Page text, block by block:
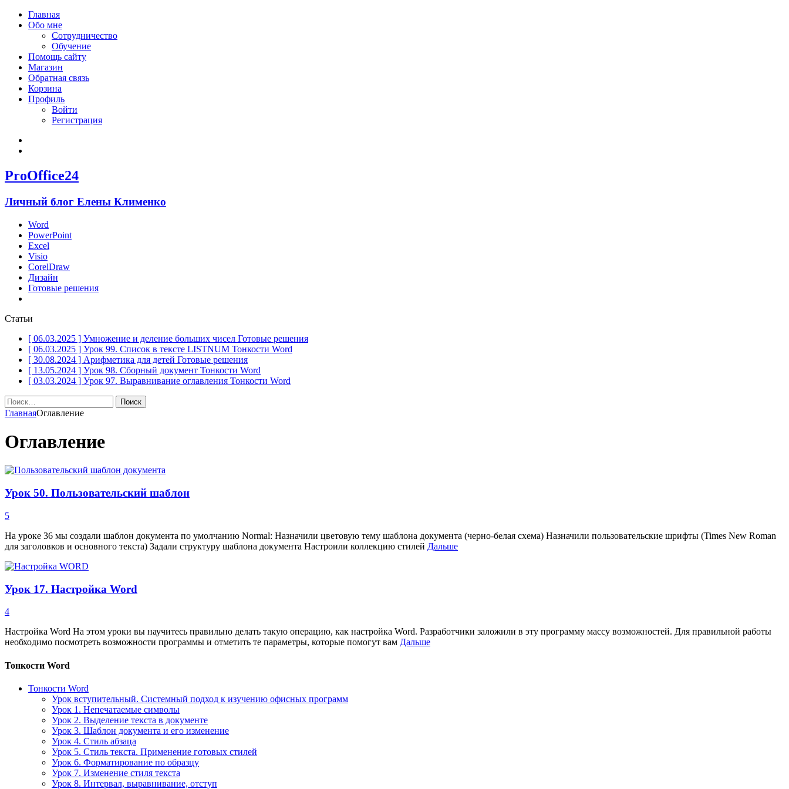
Главная
Обо мне
Сотрудничество
Обучение
Помощь сайту
Магазин
Обратная связь
Корзина
Профиль
Войти
Регистрация
ProOffice24
Личный блог Елены Клименко
Word
PowerPoint
Excel
Visio
CorelDraw
Дизайн
Готовые решения
Статьи
[ 06.03.2025 ] Умножение и деление больших чисел Готовые решения
[ 06.03.2025 ] Урок 99. Список в тексте LISTNUM Тонкости Word
[ 30.08.2024 ] Арифметика для детей Готовые решения
[ 13.05.2024 ] Урок 98. Сборный документ Тонкости Word
[ 03.03.2024 ] Урок 97. Выравнивание оглавления Тонкости Word
Найти:
ГлавнаяОглавление
Оглавление
Урок 50. Пользовательский шаблон
5
На уроке 36 мы создали шаблон документа по умолчанию Normal: Назначили цветовую тему шаблона документа (черно-белая схема) Назначили пользовательские шрифты (Times New Roman
для заголовков и основного текста) Задали структуру шаблона документа Настроили коллекцию стилей Дальше
Урок 17. Настройка Word
4
Настройка Word На этом уроки вы научитесь правильно делать такую операцию, как настройка Word. Разработчики заложили в эту программу массу возможностей. Для правильной работы
необходимо посмотреть возможности программы и отметить те параметры, которые помогут вам Дальше
Тонкости Word
Тонкости Word
Урок вступительный. Системный подход к изучению офисных программ
Урок 1. Непечатаемые символы
Урок 2. Выделение текста в документе
Урок 3. Шаблон документа и его изменение
Урок 4. Стиль абзаца
Урок 5. Стиль текста. Применение готовых стилей
Урок 6. Форматирование по образцу
Урок 7. Изменение стиля текста
Урок 8. Интервал, выравнивание, отступ